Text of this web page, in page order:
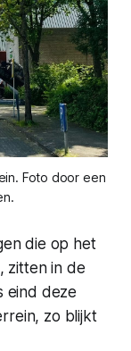
Foto door een
die op het
zitten in de
eind deze
zo blijkt